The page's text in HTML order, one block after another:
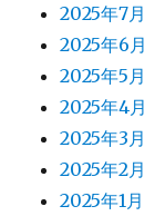
2025年7月
2025年6月
2025年5月
2025年4月
2025年3月
2025年2月
2025年1月